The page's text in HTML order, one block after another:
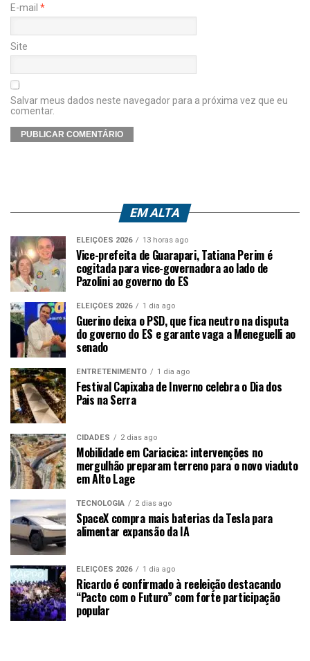
E-mail *
Site
Salvar meus dados neste navegador para a próxima vez que eu
comentar.
EM ALTA
ELEIÇÕES 2026 13 horas ago
Vice-prefeita de Guarapari, Tatiana Perim é
cogitada para vice-governadora ao lado de
Pazolini ao governo do ES
ELEIÇÕES 2026 1 dia ago
Guerino deixa o PSD, que fica neutro na disputa
do governo do ES e garante vaga a Meneguelli ao
senado
ENTRETENIMENTO 1 dia ago
Festival Capixaba de Inverno celebra o Dia dos
Pais na Serra
CIDADES 2 dias ago
Mobilidade em Cariacica: intervenções no
mergulhão preparam terreno para o novo viaduto
em Alto Lage
TECNOLOGIA 2 dias ago
SpaceX compra mais baterias da Tesla para
alimentar expansão da IA
ELEIÇÕES 2026 1 dia ago
Ricardo é confirmado à reeleição destacando
“Pacto com o Futuro” com forte participação
popular